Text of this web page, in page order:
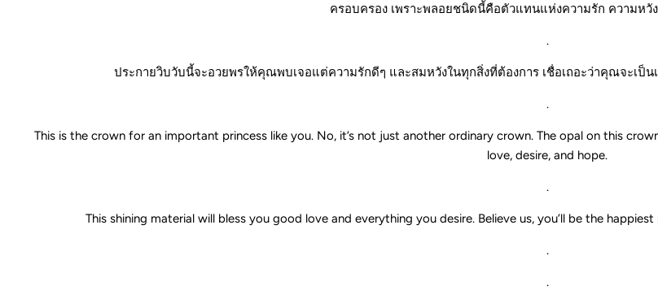
ครอบครอง เพราะพลอยชนิดนี้คือตัวแทนแห่งความรัก ความหวั
.
ประกายวิบวับนี้จะอวยพรให้คุณพบเจอแต่ความรักดีๆ และสมหวังในทุกสิ่งที่ต้องการ เชื่อเถอะว่าคุณจะเป็
.
This is the crown for an important princess like you. No, it’s not just another ordinary crown. The opal on this
love, desire, and hope.
.
This shining material will bless you good love and everything you desire. Believe us, you’ll be the
.
.